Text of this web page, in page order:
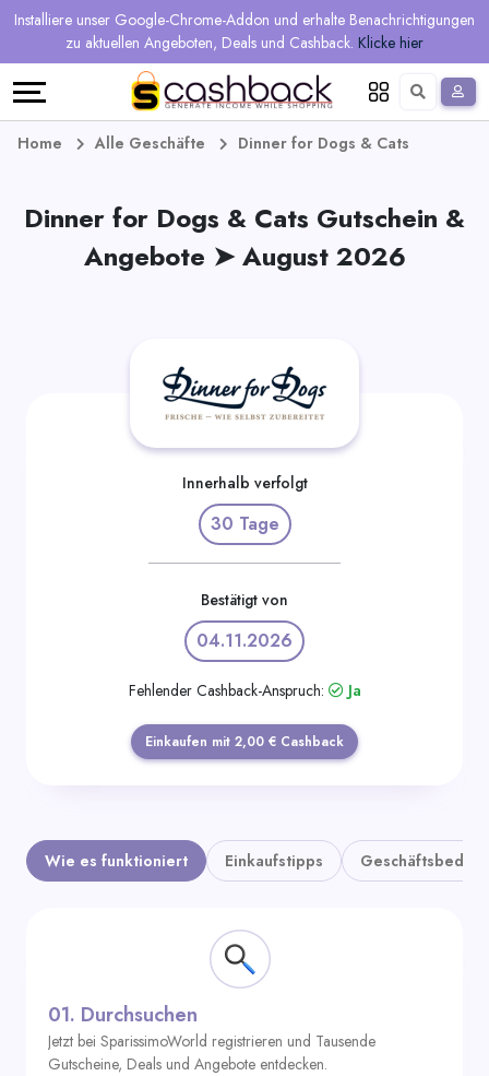
Installiere unser Google-Chrome-Addon und erhalte Benachrichtigungen
zu aktuellen Angeboten, Deals und Cashback. Klicke hier
Regional
Shops
Online-
Shops
Geschäfte
Mehr
verdienen
Sprache
Deutsch
Home Alle Geschäfte Dinner for Dogs & Cats
Dinner for Dogs & Cats Gutschein &
Angebote ➤ August 2026
Innerhalb verfolgt
30 Tage
Bestätigt von
04.11.2026
Fehlender Cashback-Anspruch: Ja
Einkaufen mit 2,00 € Cashback
Wie es funktioniert Einkaufstipps
01. Durchsuchen
Jetzt bei SparissimoWorld registrieren und Tausende
Gutscheine, Deals und Angebote entdecken.